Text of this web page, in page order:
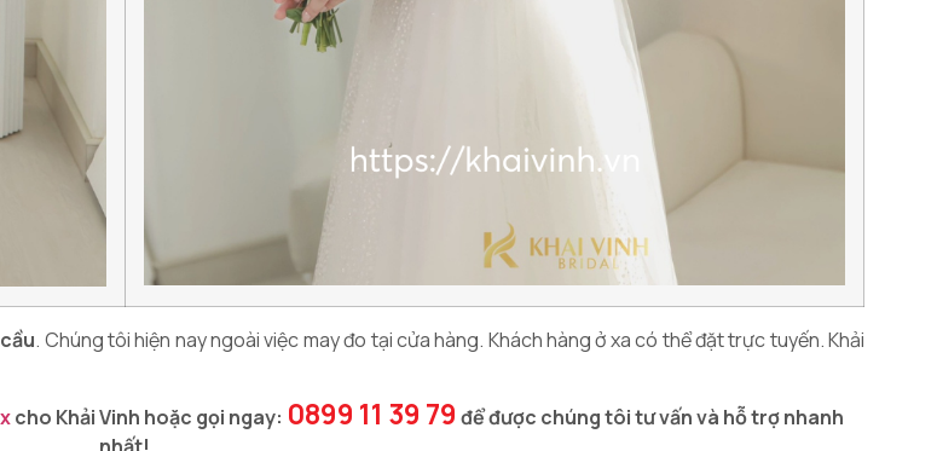
. Chúng tôi hiện nay ngoài việc may đo tại cửa hàng. Khách hàng ở xa có thể đặt trực tuyến. Khải
cho Khải Vinh hoặc gọi ngay: 0899 11 39 79 để được chúng tôi tư vấn và hỗ trợ nhanh